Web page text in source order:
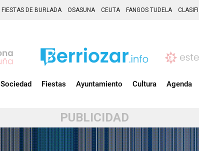
FIESTAS DE BURLADA OSASUNA CEUTA FANGOS TUDELA
Sociedad Fiestas Ayuntamiento Cultura Agenda
PUBLICIDAD